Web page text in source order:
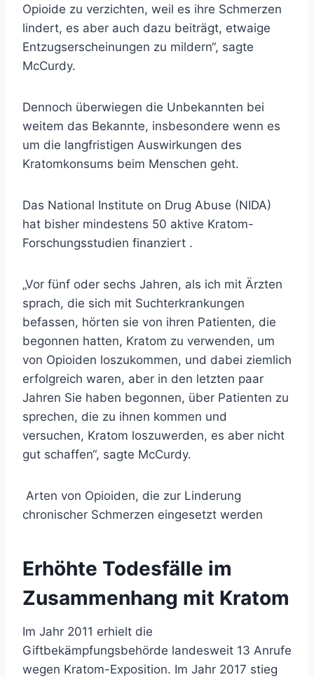
Opioide zu verzichten, weil es ihre Schmerzen
lindert, es aber auch dazu beiträgt, etwaige
Entzugserscheinungen zu mildern“, sagte
McCurdy.
Dennoch überwiegen die Unbekannten bei
weitem das Bekannte, insbesondere wenn es
um die langfristigen Auswirkungen des
Kratomkonsums beim Menschen geht.
Das National Institute on Drug Abuse (NIDA)
hat bisher mindestens 50 aktive Kratom-
Forschungsstudien finanziert .
„Vor fünf oder sechs Jahren, als ich mit Ärzten
sprach, die sich mit Suchterkrankungen
befassen, hörten sie von ihren Patienten, die
begonnen hatten, Kratom zu verwenden, um
von Opioiden loszukommen, und dabei ziemlich
erfolgreich waren, aber in den letzten paar
Jahren Sie haben begonnen, über Patienten zu
sprechen, die zu ihnen kommen und
versuchen, Kratom loszuwerden, es aber nicht
gut schaffen“, sagte McCurdy.
Arten von Opioiden, die zur Linderung
chronischer Schmerzen eingesetzt werden
Erhöhte Todesfälle im
Zusammenhang mit Kratom
Im Jahr 2011 erhielt die
Giftbekämpfungsbehörde landesweit 13 Anrufe
wegen Kratom-Exposition. Im Jahr 2017 stieg